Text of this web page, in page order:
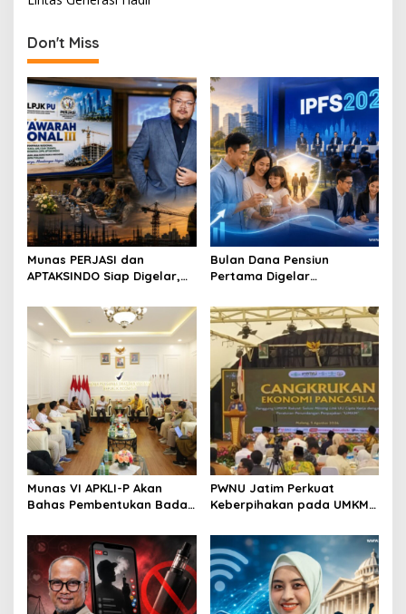
n
a
v
i
g
a
t
i
o
n
Don't Miss
Munas PERJASI dan
APTAKSINDO Siap Digelar,
Revisi AD/ART
Bulan Dana Pensiun
Pertama Digelar
Perkuat Ekosistem Pensiun
Berkelanjutan
Munas VI APKLI-P Akan
Bahas Pembentukan Badan
Dinilai Penting Hadapi
Bonus Demografi
PWNU Jatim Perkuat
Keberpihakan pada UMKM